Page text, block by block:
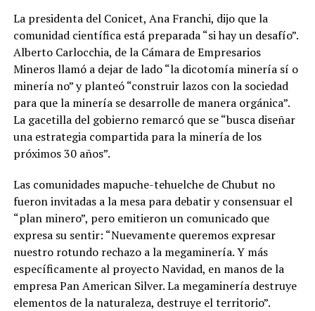
La presidenta del Conicet, Ana Franchi, dijo que la
comunidad científica está preparada “si hay un desafío”.
Alberto Carlocchia, de la Cámara de Empresarios
Mineros llamó a dejar de lado “la dicotomía minería sí o
minería no” y planteó “construir lazos con la sociedad
para que la minería se desarrolle de manera orgánica”.
La gacetilla del gobierno remarcó que se “busca diseñar
una estrategia compartida para la minería de los
próximos 30 años”.
Las comunidades mapuche-tehuelche de Chubut no
fueron invitadas a la mesa para debatir y consensuar el
“plan minero”, pero emitieron un comunicado que
expresa su sentir: “Nuevamente queremos expresar
nuestro rotundo rechazo a la megaminería. Y más
específicamente al proyecto Navidad, en manos de la
empresa Pan American Silver. La megaminería destruye
elementos de la naturaleza, destruye el territorio”.